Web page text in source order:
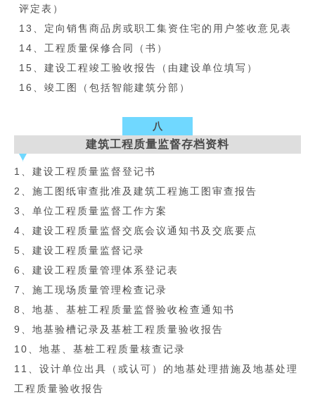
评定表）
13、定向销售商品房或职工集资住宅的用户签收意见表
14、工程质量保修合同（书）
15、建设工程竣工验收报告（由建设单位填写）
16、竣工图（包括智能建筑分部）
八
建筑工程质量监督存档资料
1、建设工程质量监督登记书
2、施工图纸审查批准及建筑工程施工图审查报告
3、单位工程质量监督工作方案
4、建设工程质量监督交底会议通知书及交底要点
5、建设工程质量监督记录
6、建设工程质量管理体系登记表
7、施工现场质量管理检查记录
8、地基、基桩工程质量监督验收检查通知书
9、地基验槽记录及基桩工程质量验收报告
10、地基、基桩工程质量核查记录
11、设计单位出具（或认可）的地基处理措施及地基处理
工程质量验收报告